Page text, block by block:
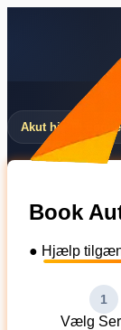
Akut hjælp
Book
● Hjælp
1
Vælg